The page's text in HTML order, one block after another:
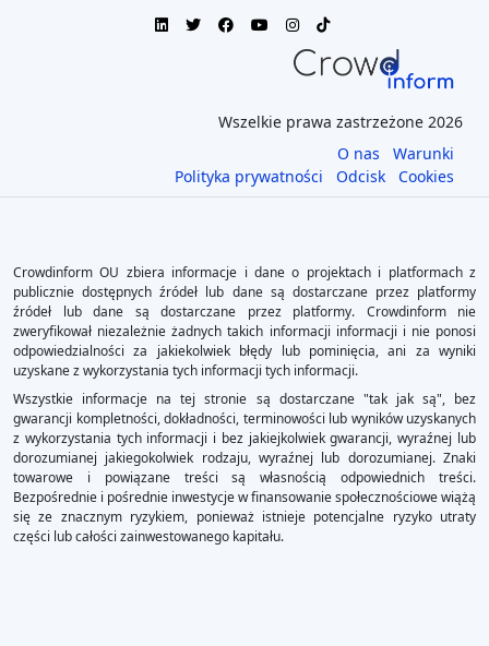
Wszelkie prawa zastrzeżone 2026
O nas
Warunki
Polityka prywatności
Odcisk Cookies
Crowdinform OU zbiera informacje i dane o projektach i platformach z
publicznie dostępnych źródeł lub dane są dostarczane przez platformy
źródeł lub dane są dostarczane przez platformy. Crowdinform nie
zweryfikował niezależnie żadnych takich informacji informacji i nie ponosi
odpowiedzialności za jakiekolwiek błędy lub pominięcia, ani za wyniki
uzyskane z wykorzystania tych informacji tych informacji.
Wszystkie informacje na tej stronie są dostarczane "tak jak są", bez
gwarancji kompletności, dokładności, terminowości lub wyników uzyskanych
z wykorzystania tych informacji i bez jakiejkolwiek gwarancji, wyraźnej lub
dorozumianej jakiegokolwiek rodzaju, wyraźnej lub dorozumianej. Znaki
towarowe i powiązane treści są własnością odpowiednich treści.
Bezpośrednie i pośrednie inwestycje w finansowanie społecznościowe wiążą
się ze znacznym ryzykiem, ponieważ istnieje potencjalne ryzyko utraty
części lub całości zainwestowanego kapitału.